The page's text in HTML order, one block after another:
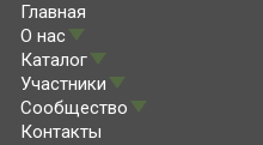
Главная
О нас
Каталог
Участники
Сообщество
Контакты